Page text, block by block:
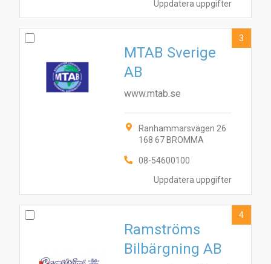
Uppdatera uppgifter
Uppdatera uppgifter
MTAB Sverige
AB
www.mtab.se
Ranhammarsvägen 26
168 67 BROMMA
08-54600100
3
Ramströms
Bilbärgning AB
4